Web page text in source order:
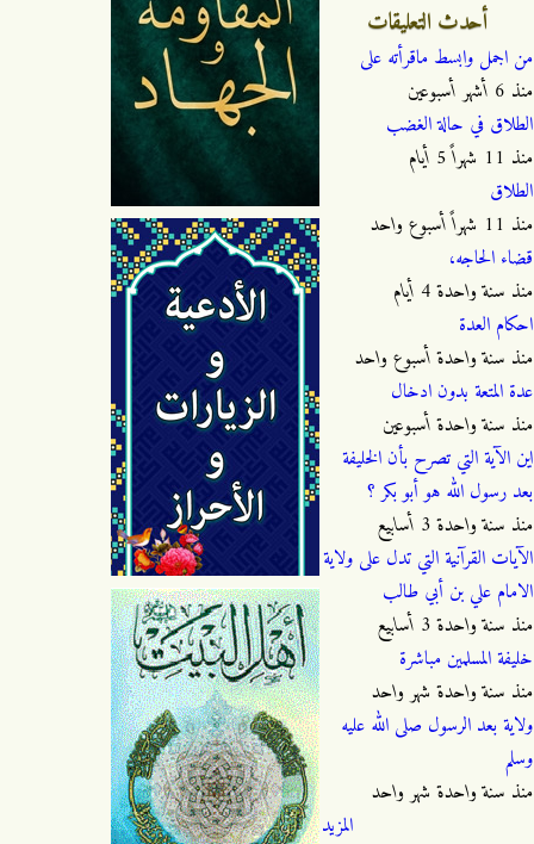
أحدث التعليقات
من اجمل وابسط ماقرأته على
منذ 6 أشهر أسبوعين
الطلاق في حالة الغضب
منذ 11 شهراً 5 أيام
الطلاق
منذ 11 شهراً أسبوع واحد
قضاء الحاجه،
منذ سنة واحدة 4 أيام
احكام العدة
منذ سنة واحدة أسبوع واحد
عدة المتعة بدون ادخال
منذ سنة واحدة أسبوعين
اين الآية التي تصرح بأن الخليفة
بعد رسول الله هو أبو بكر ؟
منذ سنة واحدة 3 أسابيع
الآيات القرآنية التي تدل على ولاية
الامام علي بن أبي طالب
منذ سنة واحدة 3 أسابيع
خليفة المسلمين مباشرة
منذ سنة واحدة شهر واحد
ولاية بعد الرسول صلى الله عليه
وسلم
منذ سنة واحدة شهر واحد
المزيد